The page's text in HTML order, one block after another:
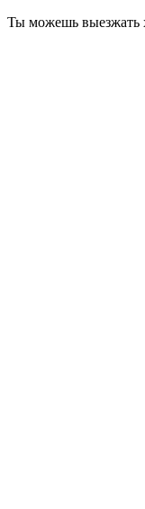
Ты можешь выезжать